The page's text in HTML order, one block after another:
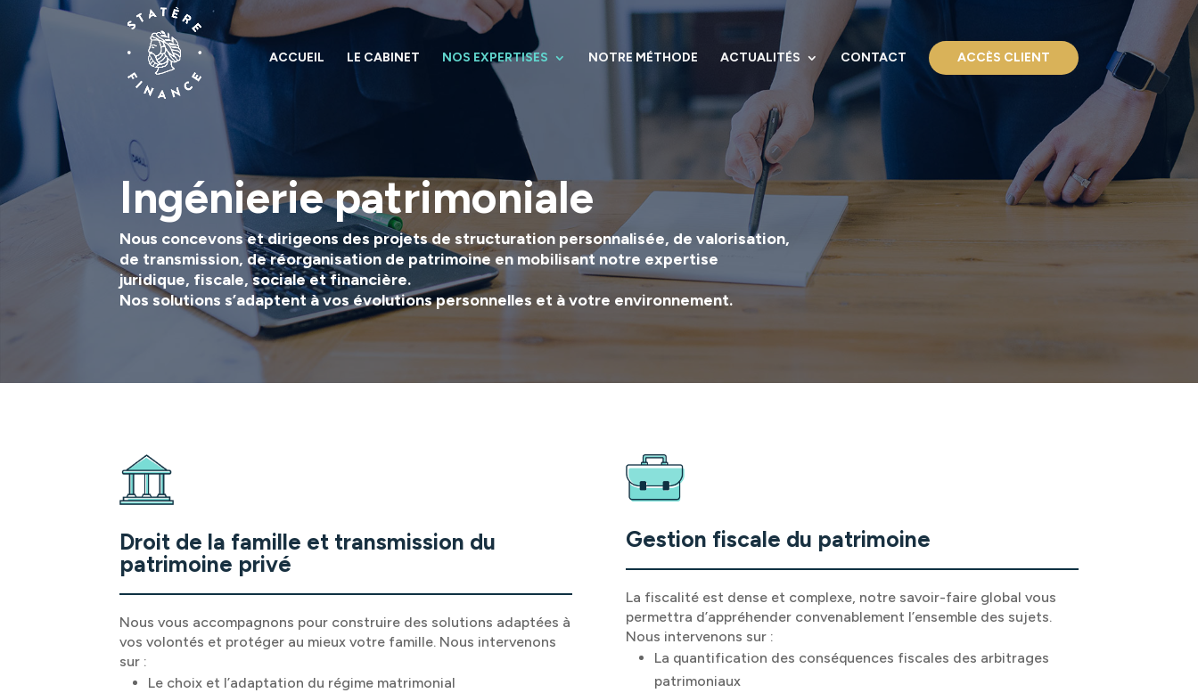
ACCUEIL LE CABINET NOS EXPERTISES NOTRE MÉTHODE ACTUALITÉS CONTACT ACCÈS CLIENT
Ingénierie patrimoniale
Nous concevons et dirigeons des projets de structuration personnalisée, de valorisation,
de transmission, de réorganisation de patrimoine en mobilisant notre expertise
juridique, fiscale, sociale et financière.
Nos solutions s’adaptent à vos évolutions personnelles et à votre environnement.
Droit de la famille et transmission du
patrimoine privé
Nous vous accompagnons pour construire des solutions adaptées à
vos volontés et protéger au mieux votre famille. Nous intervenons
sur :
Le choix et l’adaptation du régime matrimonial
Gestion fiscale du patrimoine
La fiscalité est dense et complexe, notre savoir-faire global vous
permettra d’appréhender convenablement l’ensemble des sujets.
Nous intervenons sur :
La quantification des conséquences fiscales des arbitrages
patrimoniaux